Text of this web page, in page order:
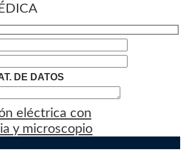
DE DATOS
eléctrica con
y microscopio